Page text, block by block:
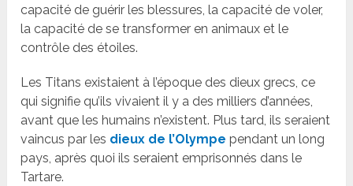
capacité de guérir les blessures, la capacité de voler,
la capacité de se transformer en animaux et le
contrôle des étoiles.
Les Titans existaient à l’époque des dieux grecs, ce
qui signifie qu’ils vivaient il y a des milliers d’années,
avant que les humains n’existent. Plus tard, ils seraient
vaincus par les dieux de l’Olympe pendant un long
pays, après quoi ils seraient emprisonnés dans le
Tartare.